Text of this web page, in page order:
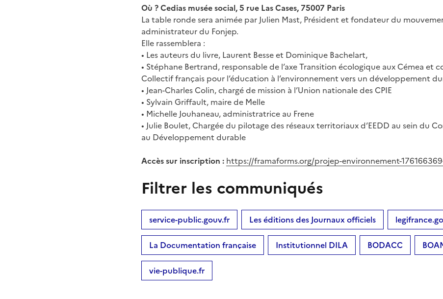
Où ? Cedias musée social, 5 rue Las Cases, 75007 Paris
La table ronde sera animée par Julien Mast, Président et fondateur du
administrateur du Fonjep.
Elle rassemblera :
• Les auteurs du livre, Laurent Besse et Dominique Bachelart,
• Stéphane Bertrand, responsable de l’axe Transition écologique aux Cémea et
Collectif français pour l’éducation à l’environnement vers un développement
• Jean-Charles Colin, chargé de mission à l’Union nationale des CPIE
• Sylvain Griffault, maire de Melle
• Michelle Jouhaneau, administratrice au Frene
• Julie Boulet, Chargée du pilotage des réseaux territoriaux d’EEDD au sein du
au Développement durable
Accès sur inscription : https://framaforms.org/projep-environnement-
Filtrer les communiqués
service-public.gouv.fr Les éditions des Journaux officiels
La Documentation française Institutionnel DILA BODACC
vie-publique.fr